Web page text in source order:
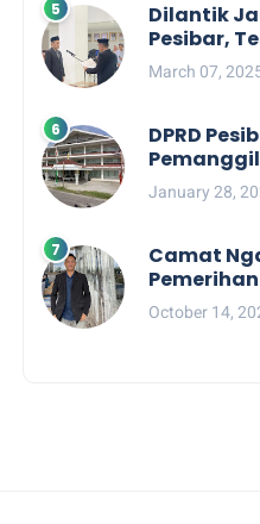
Dilantik
Pesibar,
Punya
March 07,
DPRD
Terkait
Tahun
January 28,
Camat
Politik
Pesibar
October 14,